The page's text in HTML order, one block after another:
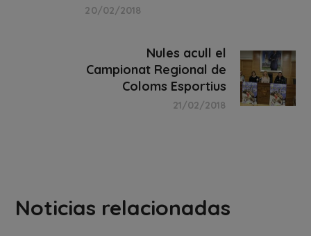
20/02/2018
Nules acull el
Campionat Regional de
Coloms Esportius
21/02/2018
Noticias relacionadas